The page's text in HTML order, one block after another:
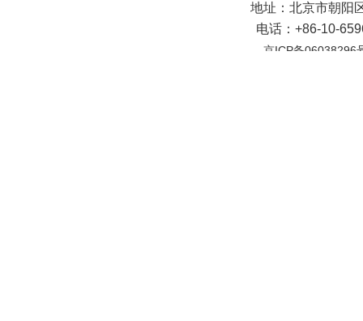
地址：北京市朝阳
电话：+86-10-
京ICP备06038296